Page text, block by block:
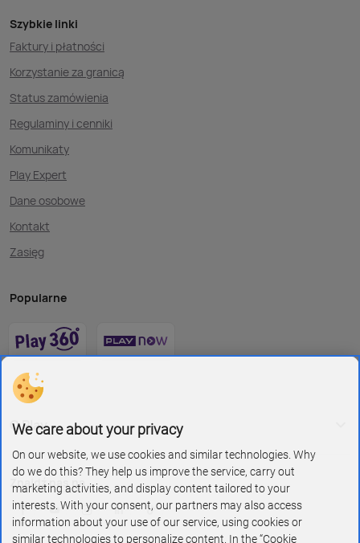
Szybkie linki
Faktury i płatności
Korzystanie za granicą
Status zamówienia
Regulaminy i cenniki
Komunikaty
Play Expert
Dane osobowe
Kontakt
Zasięg
Popularne
O Play
Znajdź nas na
We care about your privacy
On our website, we use cookies and similar technologies. Why
do we do this? They help us improve the service, carry out
marketing activities, and display content tailored to your
interests. With your consent, our partners may also access
information about your use of our service, using cookies or
similar technologies to personalize content. In the “Cookie